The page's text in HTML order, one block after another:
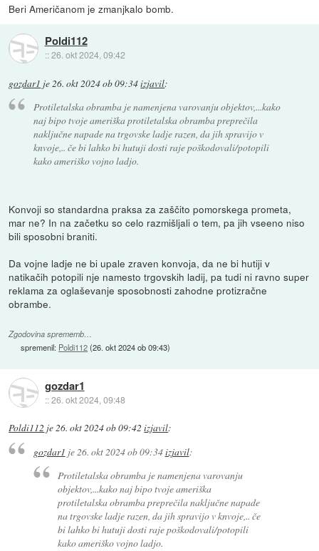
Beri Američanom je zmanjkalo bomb.
Poldi112
::26. okt 2024, 09:42
gozdar1 je26. okt 2024 ob 09:34izjavil:
Protiletalska obramba je namenjena varovanju objektov,...kako
naj bipo tvoje ameriška protiletalska obramba preprečila
naključne napade na trgovske ladje razen, da jih spravijo v
knvoje,.. če bi lahko bi hutuji dosti raje poškodovali/potopili
kako ameriško vojno ladjo.
Konvoji so standardna praksa za zaščito pomorskega prometa,
mar ne? In na začetku so celo razmišljali o tem, pa jih vseeno niso
bili sposobni braniti.
Da vojne ladje ne bi upale zraven konvoja, da ne bi hutiji v
natikačih potopili nje namesto trgovskih ladij, pa tudi ni ravno super
reklama za oglaševanje sposobnosti zahodne protizračne
obrambe.
Zgodovina sprememb…
spremenil: Poldi112(26. okt 2024 ob 09:43)
gozdar1
::26. okt 2024, 09:48
Poldi112 je26. okt 2024 ob 09:42 izjavil:
gozdar1 je26. okt 2024 ob 09:34izjavil:
Protiletalska obramba je namenjena varovanju
objektov,...kako naj bipo tvoje ameriška
protiletalska obramba preprečila naključne napade
na trgovske ladje razen, da jih spravijo v knvoje,.. če
bi lahko bi hutuji dosti raje poškodovali/potopili
kako ameriško vojno ladjo.